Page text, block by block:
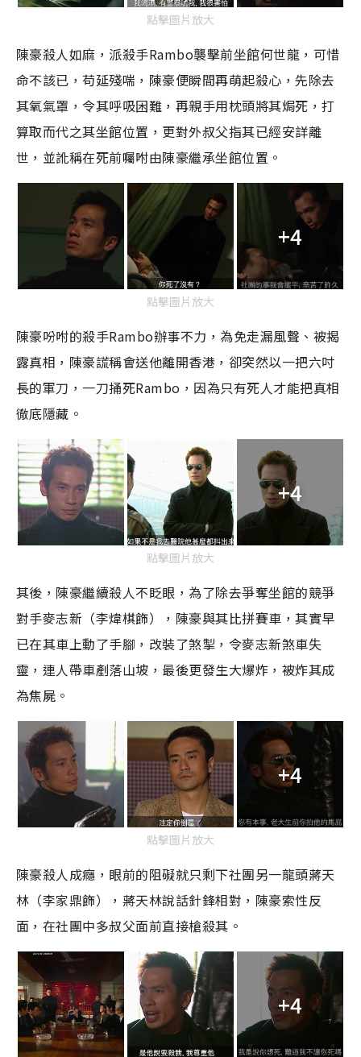
點擊圖片放大
陳豪殺人如麻，派殺手Rambo襲擊前坐館何世龍，可惜
命不該已，苟延殘喘，陳豪便瞬間再萌起殺心，先除去
其氧氣罩，令其呼吸困難，再親手用枕頭將其焗死，打
算取而代之其坐館位置，更對外叔父指其已經安詳離
世，並訛稱在死前囑咐由陳豪繼承坐館位置。
+4
點擊圖片放大
陳豪吩咐的殺手Rambo辦事不力，為免走漏風聲、被揭
露真相，陳豪謊稱會送他離開香港，卻突然以一把六吋
長的軍刀，一刀捅死Rambo，因為只有死人才能把真相
徹底隱藏。
+4
點擊圖片放大
其後，陳豪繼續殺人不眨眼，為了除去爭奪坐館的競爭
對手麥志新（李煒棋飾），陳豪與其比拼賽車，其實早
已在其車上動了手腳，改裝了煞掣，令麥志新煞車失
靈，連人帶車剷落山坡，最後更發生大爆炸，被炸其成
為焦屍。
+4
點擊圖片放大
陳豪殺人成癮，眼前的阻礙就只剩下社團另一龍頭蔣天
林（李家鼎飾），蔣天林說話針鋒相對，陳豪索性反
面，在社團中多叔父面前直接槍殺其。
+4